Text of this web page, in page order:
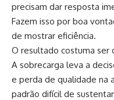
precisam dar resposta
Fazem isso por boa
de mostrar eficiência.
O resultado costuma ser
A sobrecarga leva a
e perda de qualidade na
padrão difícil de